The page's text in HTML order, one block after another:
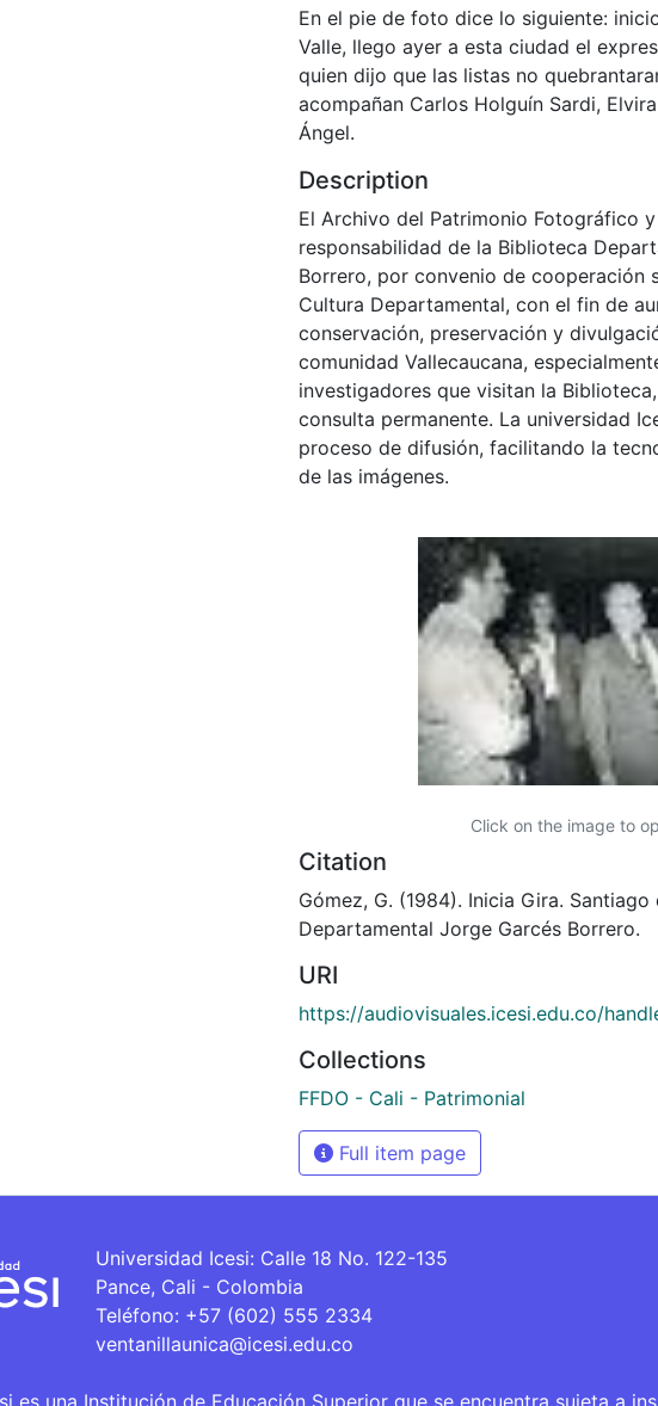
En el pie de foto dice lo siguiente:
Valle, llego ayer a esta ciudad el
quien dijo que las listas no
acompañan Carlos Holguín Sardi,
Ángel.
Description
El Archivo del Patrimonio Fotográfico
responsabilidad de la Biblioteca
Borrero, por convenio de cooperación
Cultura Departamental, con el fin de
conservación, preservación y
comunidad Vallecaucana,
investigadores que visitan la
consulta permanente. La universidad
proceso de difusión, facilitando la
de las imágenes.
Click on the image to
Citation
Gómez, G. (1984). Inicia Gira.
Departamental Jorge Garcés Borrero.
URI
https://audiovisuales.icesi.edu.co/
Collections
FFDO - Cali - Patrimonial
Full item page
Universidad Icesi: Calle 18 No. 122-135
Pance, Cali - Colombia
Teléfono: +57 (602) 555 2334
ventanillaunica@icesi.edu.co
es una Institución de Educación Superior que se encuentra sujeta a